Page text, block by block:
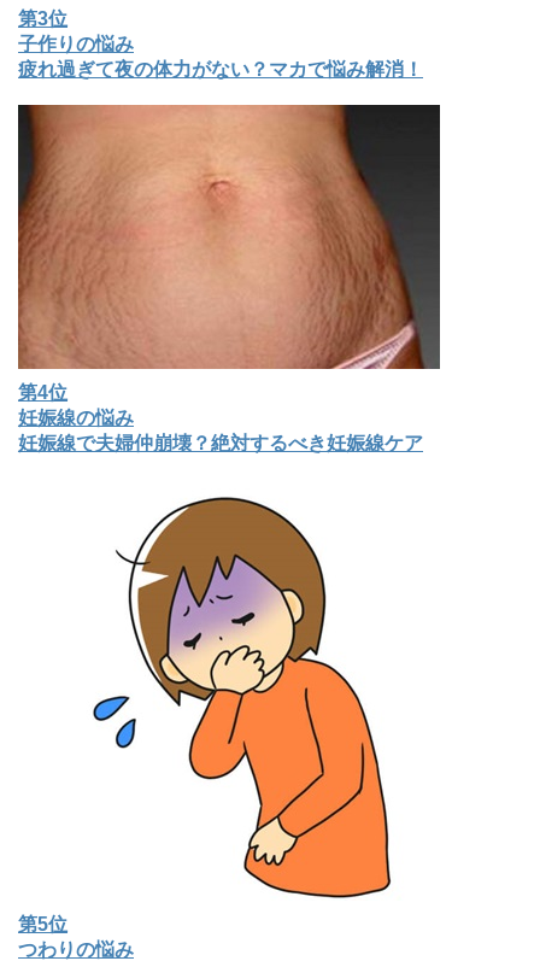
第3位
子作りの悩み
疲れ過ぎて夜の体力がない？マカで悩み解消！
第4位
妊娠線の悩み
妊娠線で夫婦仲崩壊？絶対するべき妊娠線ケア
第5位
つわりの悩み